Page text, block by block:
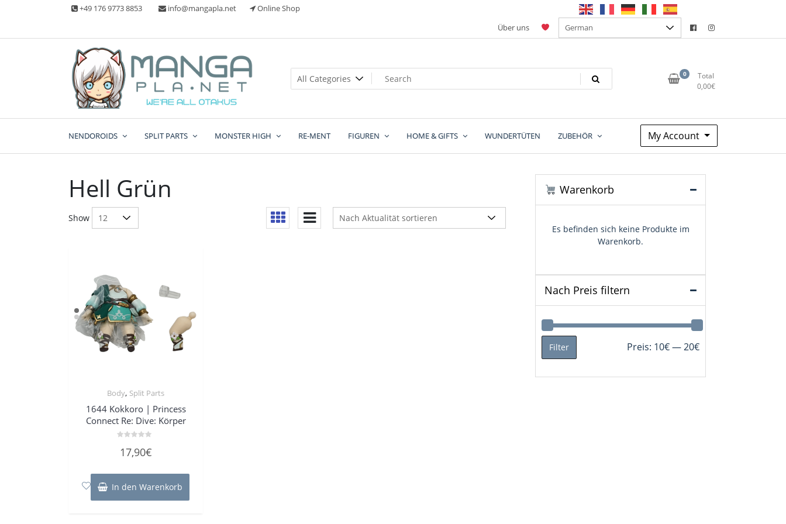
+49 176 9773 8853 info@mangapla.net
Online Shop
Über uns
Manga Planet
Split Part Online Shop
0
Total
0,00€
NENDOROIDS SPLIT PARTS MONSTER HIGH RE-MENT FIGUREN HOME & GIFTS WUNDERTÜTEN ZUBEHÖR My Account
Hell Grün
Show
Body, Split Parts
1644 Kokkoro | Princess
Connect Re: Dive: Körper
mit
5
17,90€
In den Warenkorb
Warenkorb
Es befinden sich keine Produkte im
Warenkorb.
Nach Preis filtern
Min.
Max.
Filter Preis: 10€—20€